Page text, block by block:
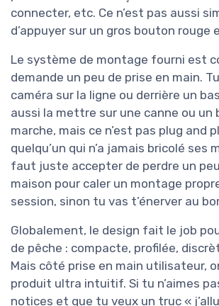
connecter, etc. Ce n’est pas aussi
d’appuyer sur un gros bouton rouge
Le système de montage fourni est
demande un peu de prise en main.
caméra sur la ligne ou derrière un
aussi la mettre sur une canne ou un
marche, mais ce n’est pas plug and
quelqu’un qui n’a jamais bricolé ses
faut juste accepter de perdre un
maison pour caler un montage
session, sinon tu vas t’énerver au
Globalement, le design fait le job
de pêche : compacte, profilée,
Mais côté prise en main utilisateur,
produit ultra intuitif. Si tu n’aimes
notices et que tu veux un truc «